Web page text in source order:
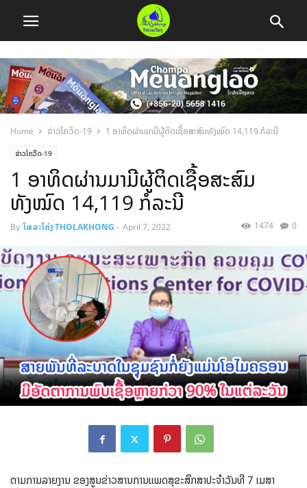
Home ຂ່າວໂຄວິດ-19 1 ອາທິດຜ່ານມາມີຜູ້ຕິດເຊື້ອສະສົມທັງໝົດ 14,119 ກໍລະນີ
ຂ່າວໂຄວິດ-19
1 ອາທິດຜ່ານມາມີຜູ້ຕິດເຊື້ອສະສົມ
ທັງໝົດ 14,119 ກໍລະນີ
By ໂທລະໂຄ່ງ THOLAKHONG - April 7, 2022 0
1474
ຕາມການລາຍງານ ຂອງສູນຂ່າວສານການແພດສຸຂະສຶກສາປະຈຳວັນທີ 7 ເມສາ